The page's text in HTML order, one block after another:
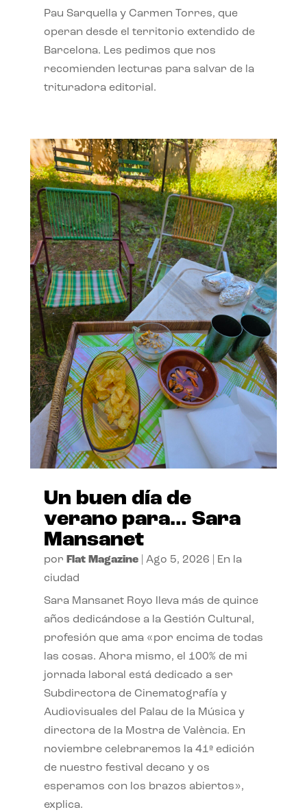
Pau Sarquella y Carmen Torres, que
operan desde el territorio extendido de
Barcelona. Les pedimos que nos
recomienden lecturas para salvar de la
trituradora editorial.
Un buen día de
verano para… Sara
Mansanet
por Flat Magazine| Ago 5, 2026
En la
ciudad
Sara Mansanet Royo lleva más de quince
años dedicándose a la Gestión Cultural,
profesión que ama «por encima de todas
las cosas. Ahora mismo, el 100% de mi
jornada laboral está dedicado a ser
Subdirectora de Cinematografía y
Audiovisuales del Palau de la Música y
directora de la Mostra de València. En
noviembre celebraremos la 41ª edición
de nuestro festival decano y os
esperamos con los brazos abiertos»,
explica.